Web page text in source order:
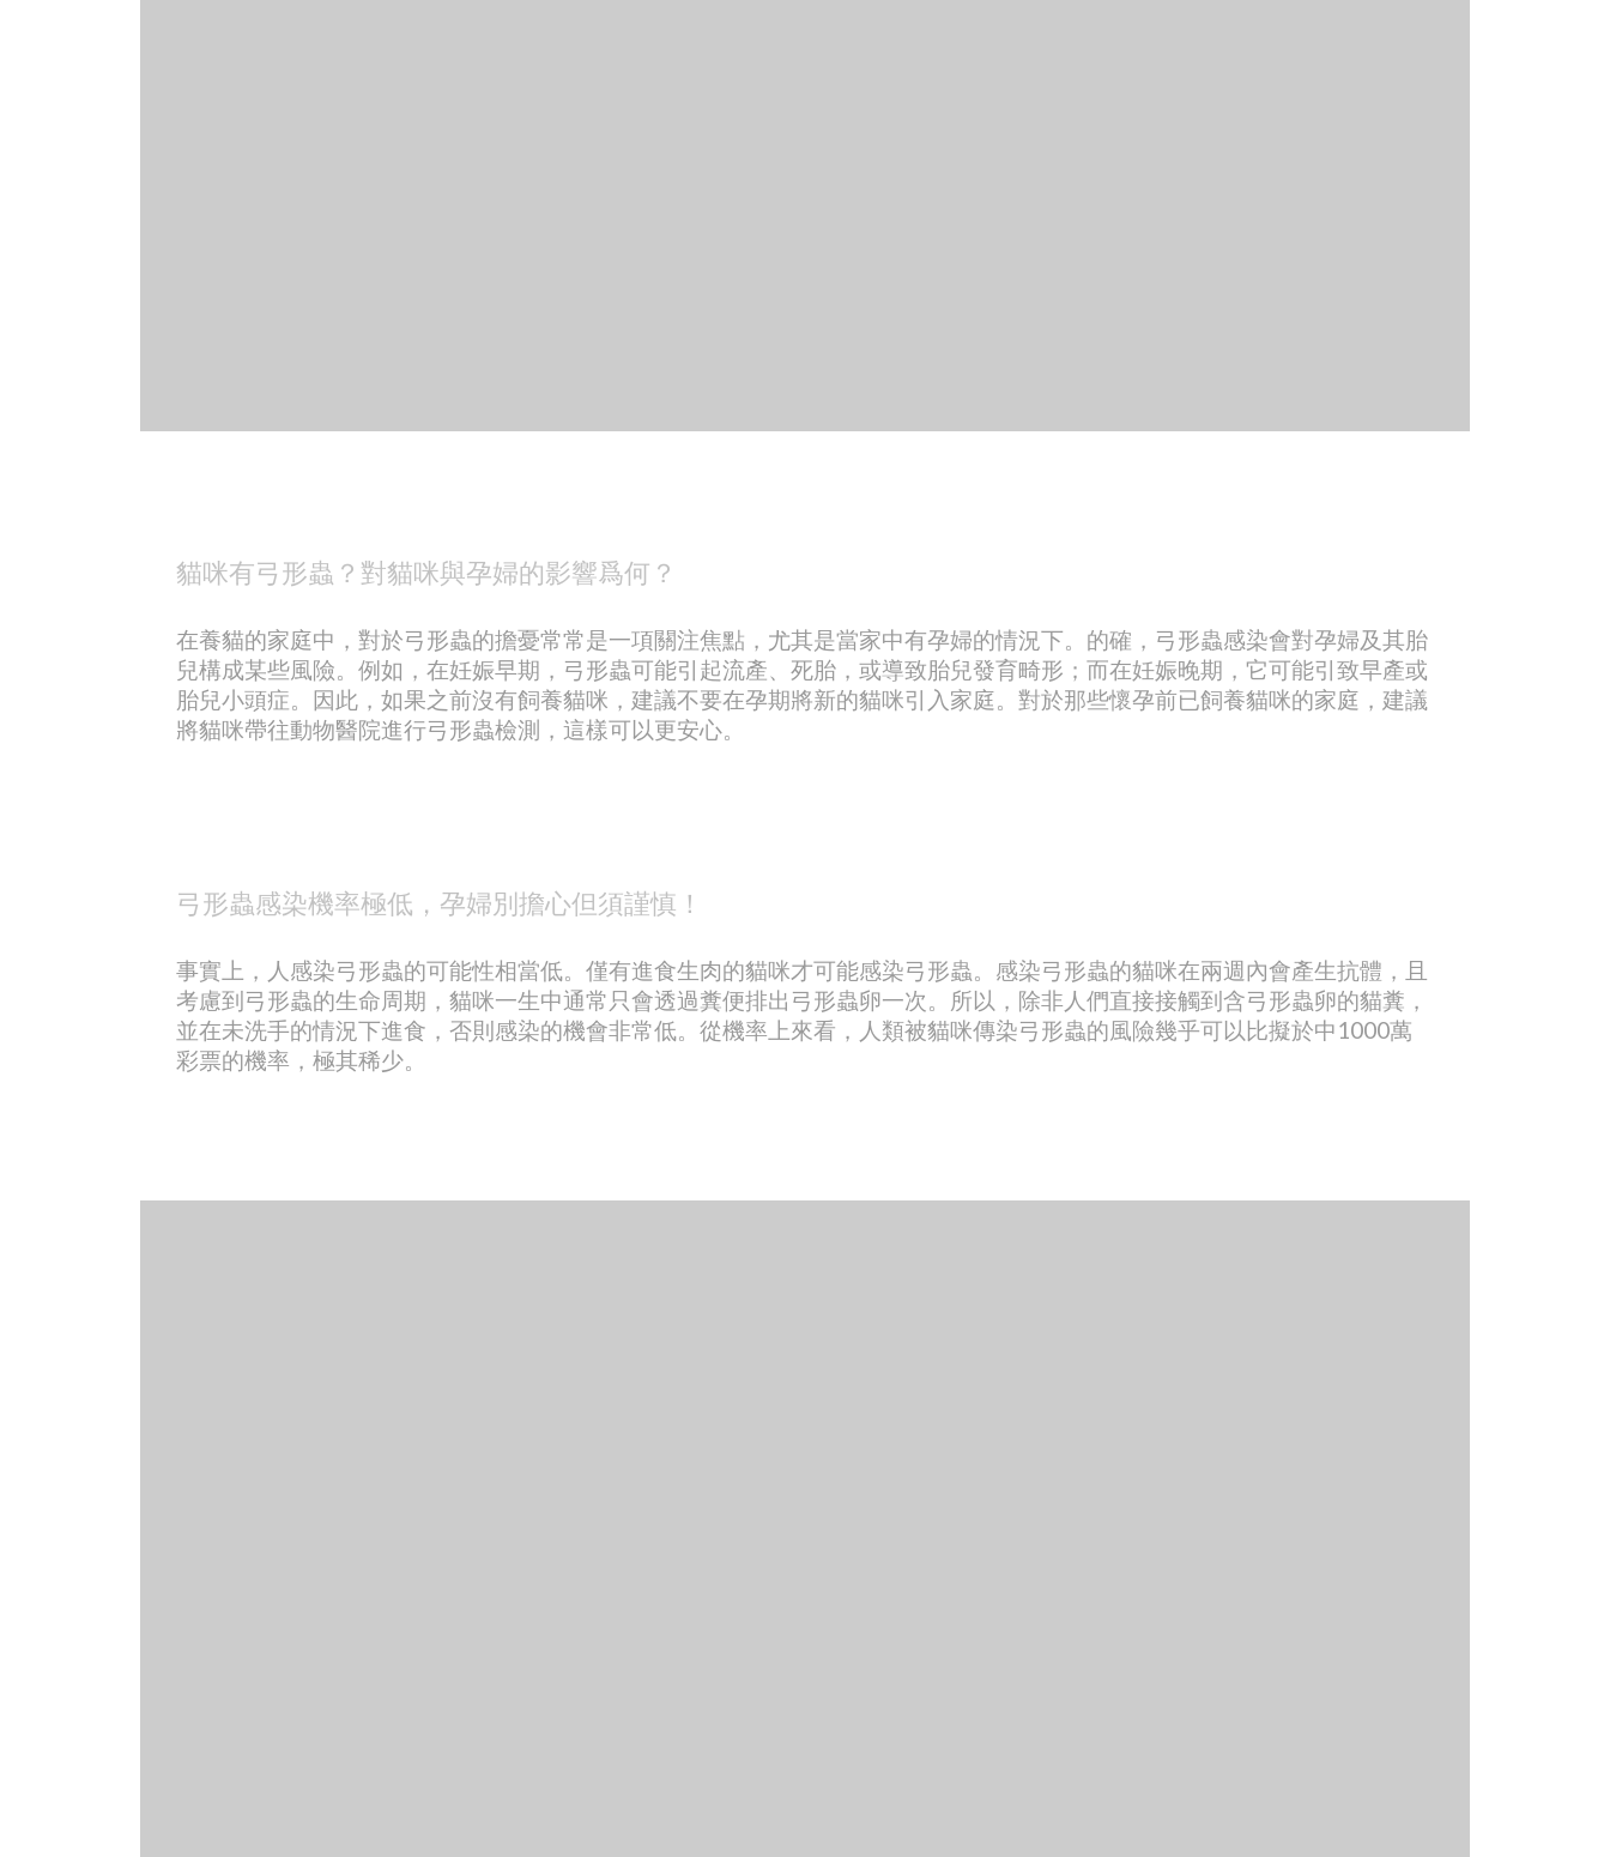
貓咪有弓形蟲？對貓咪與孕婦的影響爲何？
在養貓的家庭中，對於弓形蟲的擔憂常常是一項關注焦點，尤其是當家中有孕婦的情況下。的確，弓形蟲感染會對孕婦及其胎
兒構成某些風險。例如，在妊娠早期，弓形蟲可能引起流產、死胎，或導致胎兒發育畸形；而在妊娠晚期，它可能引致早產或
胎兒小頭症。因此，如果之前沒有飼養貓咪，建議不要在孕期將新的貓咪引入家庭。對於那些懷孕前已飼養貓咪的家庭，建議
將貓咪帶往動物醫院進行弓形蟲檢測，這樣可以更安心。
弓形蟲感染機率極低，孕婦別擔心但須謹慎！
事實上，人感染弓形蟲的可能性相當低。僅有進食生肉的貓咪才可能感染弓形蟲。感染弓形蟲的貓咪在兩週內會產生抗體，且
考慮到弓形蟲的生命周期，貓咪一生中通常只會透過糞便排出弓形蟲卵一次。所以，除非人們直接接觸到含弓形蟲卵的貓糞，
並在未洗手的情況下進食，否則感染的機會非常低。從機率上來看，人類被貓咪傳染弓形蟲的風險幾乎可以比擬於中1000萬
彩票的機率，極其稀少。